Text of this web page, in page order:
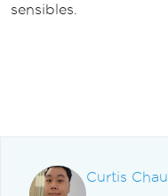
sensibles.
Curtis Chau